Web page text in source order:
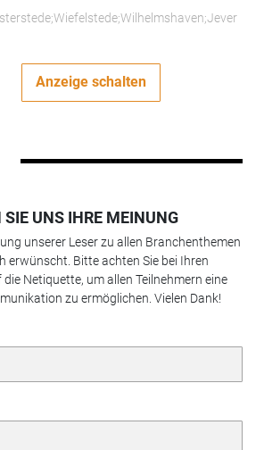
Anzeige schalten
SIE UNS IHRE MEINUNG
unserer Leser zu allen Branchenthemen
erwünscht. Bitte achten Sie bei Ihren
Netiquette, um allen Teilnehmern eine
zu ermöglichen. Vielen Dank!